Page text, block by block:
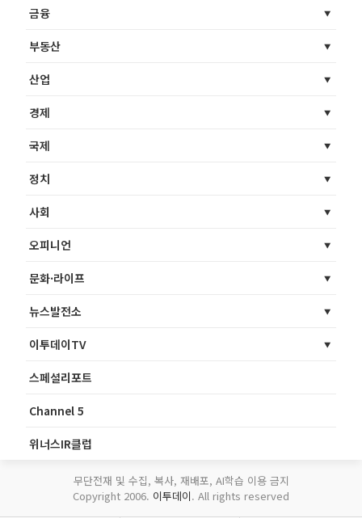
금융
부동산
산업
경제
국제
정치
사회
오피니언
문화·라이프
뉴스발전소
이투데이TV
스페셜리포트
Channel 5
위너스IR클럽
무단전재 및 수집, 복사, 재배포, AI학습 이용 금지
Copyright 2006. 이투데이. All rights reserved